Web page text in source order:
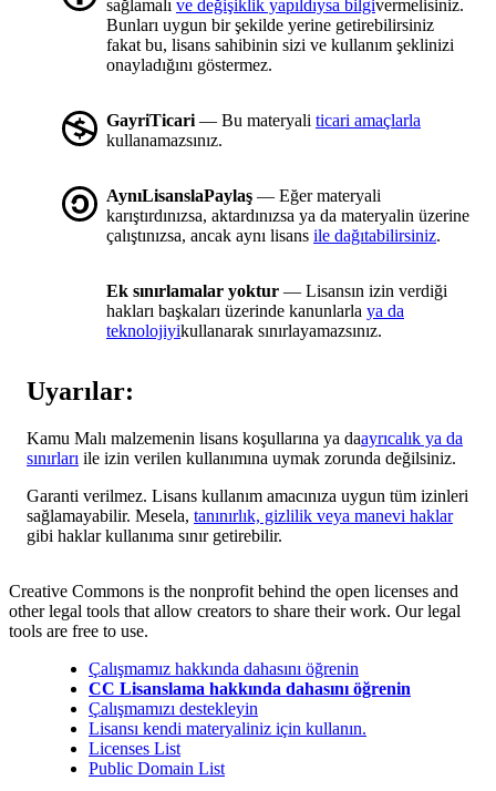
sağlamalı ve değişiklik yapıldıysa bilgivermelisiniz.
Bunları uygun bir şekilde yerine getirebilirsiniz
fakat bu, lisans sahibinin sizi ve kullanım şeklinizi
onayladığını göstermez.
GayriTicari — Bu materyali ticari amaçlarla
kullanamazsınız.
AynıLisanslaPaylaş — Eğer materyali
karıştırdınızsa, aktardınızsa ya da materyalin üzerine
çalıştınızsa, ancak aynı lisans ile dağıtabilirsiniz.
Ek sınırlamalar yoktur — Lisansın izin verdiği
hakları başkaları üzerinde kanunlarla ya da
teknolojiyikullanarak sınırlayamazsınız.
Uyarılar:
Kamu Malı malzemenin lisans koşullarına ya daayrıcalık ya da
sınırları ile izin verilen kullanımına uymak zorunda değilsiniz.
Garanti verilmez. Lisans kullanım amacınıza uygun tüm izinleri
sağlamayabilir. Mesela, tanınırlık, gizlilik veya manevi haklar
gibi haklar kullanıma sınır getirebilir.
Creative Commons is the nonprofit behind the open licenses and
other legal tools that allow creators to share their work. Our legal
tools are free to use.
Çalışmamız hakkında dahasını öğrenin
CC Lisanslama hakkında dahasını öğrenin
Çalışmamızı destekleyin
Lisansı kendi materyaliniz için kullanın.
Licenses List
Public Domain List